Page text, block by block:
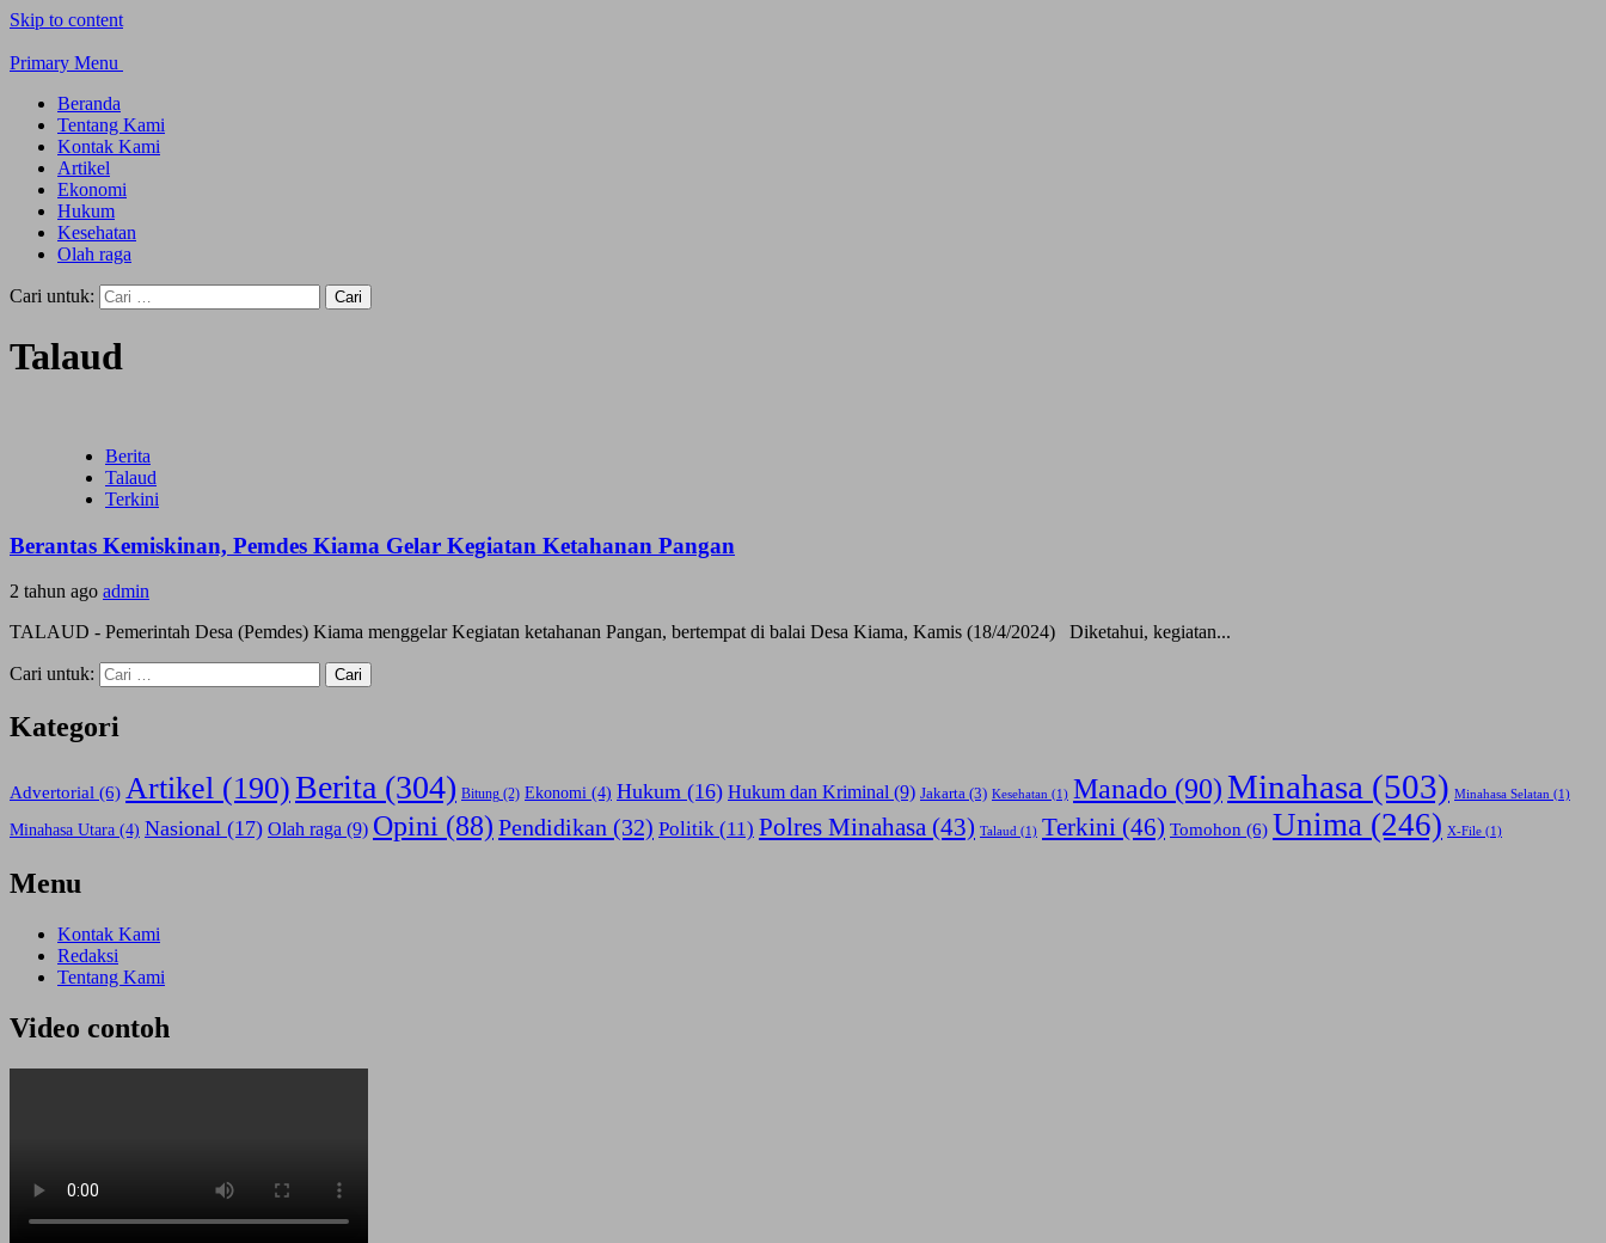
Skip to content
Primary Menu
Beranda
Tentang Kami
Kontak Kami
Artikel
Ekonomi
Hukum
Kesehatan
Olah raga
Cari untuk:
Talaud
Berita
Talaud
Terkini
Berantas Kemiskinan, Pemdes Kiama Gelar Kegiatan Ketahanan Pangan
2 tahun ago admin
TALAUD - Pemerintah Desa (Pemdes) Kiama menggelar Kegiatan ketahanan Pangan, bertempat di balai Desa Kiama, Kamis (18/4/2024) Diketahui, kegiatan...
Cari untuk:
Kategori
Advertorial (6) Artikel (190)Berita (304) Bitung (2) Ekonomi (4) Hukum (16) Hukum dan Kriminal (9) Jakarta (3) Kesehatan (1) Manado (90) Minahasa (503) Minahasa Selatan (1)
Minahasa Utara (4) Nasional (17) Olah raga (9) Opini (88) Pendidikan (32) Politik (11) Polres Minahasa (43) Talaud (1) Terkini (46) Tomohon (6) Unima (246) X-File (1)
Menu
Kontak Kami
Redaksi
Tentang Kami
Video contoh